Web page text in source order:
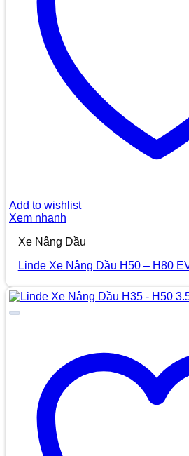
Add to wishlist
Xem nhanh
Xe Nâng Dầu
Linde Xe Nâng Dầu H50 – H80